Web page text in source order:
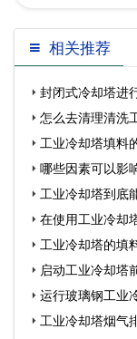
使用逆流式玻璃钢
我们应该注意哪些
相关推荐
封闭式冷却塔进
怎么去清理清洗
工业冷却塔填料
哪些因素可以影
工业冷却塔到底
却 在使用工业冷却
工业冷却塔的填
启动工业冷却塔
运行玻璃钢工业
钢冷工业冷却塔烟气